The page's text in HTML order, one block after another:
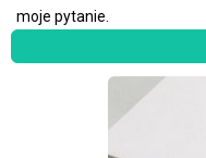
moje pytanie.